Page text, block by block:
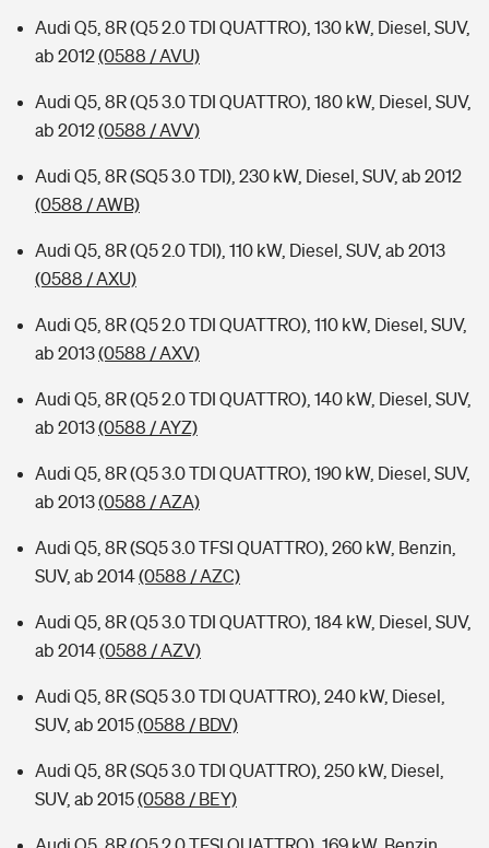
Audi Q5, 8R (Q5 2.0 TDI QUATTRO), 130 kW, Diesel, SUV,
ab 2012(0588 / AVU)
Audi Q5, 8R (Q5 3.0 TDI QUATTRO), 180 kW, Diesel, SUV,
ab 2012(0588 / AVV)
Audi Q5, 8R (SQ5 3.0 TDI), 230 kW, Diesel, SUV, ab 2012
(0588 / AWB)
Audi Q5, 8R (Q5 2.0 TDI), 110 kW, Diesel, SUV, ab 2013
(0588 / AXU)
Audi Q5, 8R (Q5 2.0 TDI QUATTRO), 110 kW, Diesel, SUV,
ab 2013(0588 / AXV)
Audi Q5, 8R (Q5 2.0 TDI QUATTRO), 140 kW, Diesel, SUV,
ab 2013(0588 / AYZ)
Audi Q5, 8R (Q5 3.0 TDI QUATTRO), 190 kW, Diesel, SUV,
ab 2013(0588 / AZA)
Audi Q5, 8R (SQ5 3.0 TFSI QUATTRO), 260 kW, Benzin,
SUV, ab 2014(0588 / AZC)
Audi Q5, 8R (Q5 3.0 TDI QUATTRO), 184 kW, Diesel, SUV,
ab 2014(0588 / AZV)
Audi Q5, 8R (SQ5 3.0 TDI QUATTRO), 240 kW, Diesel,
SUV, ab 2015(0588 / BDV)
Audi Q5, 8R (SQ5 3.0 TDI QUATTRO), 250 kW, Diesel,
SUV, ab 2015(0588 / BEY)